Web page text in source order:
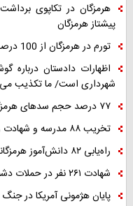
پیشتاز هرمزگان
تورم در هرمزگان از 100 درصد عبور کرد
اظهارات دادستان
شهرداری است/ ما تکذیب می
۷۷ درصد حجم سدهای هرمزگان پُر شد
تخریب ۸۸ مدرسه و شهادت ۱۴۹ دانش‌آموز و معلم هرمزگانی
راه‌یابی ۸۲ دانش‌آموز هرمزگانی به مرحله دوم المپیادهای علمی کشور
شهادت ۲۶۱ نفر در حملات دشمن به هرمزگان/ ۱۷۵ نفر زن و کودک
پایان هژمونی آمریکا در جنگ